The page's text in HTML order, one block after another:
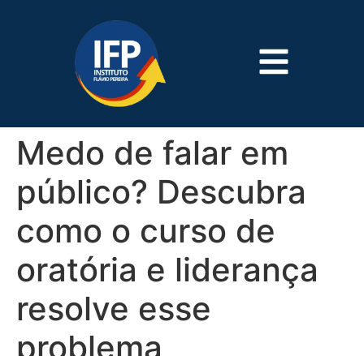
Medo de falar em
público? Descubra
como o curso de
oratória e liderança
resolve esse
problema